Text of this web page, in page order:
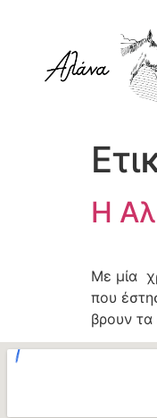
Η
Με μία
που
βρουν